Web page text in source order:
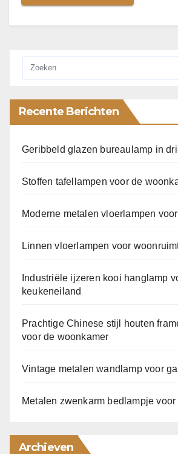
Recente Berichten
Geribbeld glazen bureaulamp in
Stoffen tafellampen voor de
Moderne metalen vloerlampen
Linnen vloerlampen voor
Industriële ijzeren kooi hanglamp
keukeneiland
Prachtige Chinese stijl houten
voor de woonkamer
Vintage metalen wandlamp voor
Metalen zwenkarm bedlampje
Archieven